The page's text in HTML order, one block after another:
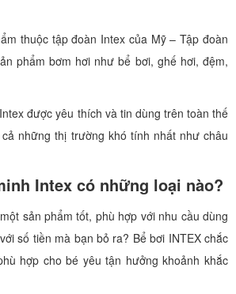
thuộc tập đoàn Intex của Mỹ – Tập đoàn
phẩm bơm hơi như bể bơi, ghế hơi, đệm,
được yêu thích và tin dùng trên toàn thế
những thị trường khó tính nhất như châu
Intex có những loại nào?
sản phẩm tốt, phù hợp với nhu cầu dùng
số tiền mà bạn bỏ ra? Bể bơi INTEX chắc
hợp cho bé yêu tận hưởng khoảnh khắc